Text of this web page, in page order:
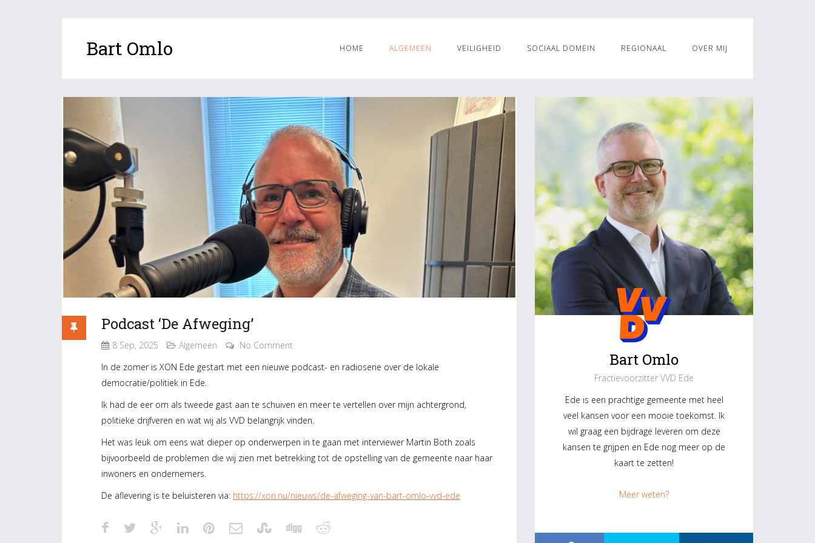
Bart Omlo HOME ALGEMEEN VEILIGHEID SOCIAAL DOMEIN REGIONAAL OVER MIJ
Podcast ‘De Afweging’
8 Sep, 2025 Algemeen
No Comment
In de zomer is XON Ede gestart met een nieuwe podcast- en radioserie over de lokale
democratie/politiek in Ede.
Ik had de eer om als tweede gast aan te schuiven en meer te vertellen over mijn achtergrond,
politieke drijfveren en wat wij als VVD belangrijk vinden.
Het was leuk om eens wat dieper op onderwerpen in te gaan met interviewer Martin Both zoals
bijvoorbeeld de problemen die wij zien met betrekking tot de opstelling van de gemeente naar haar
inwoners en ondernemers.
De aflevering is te beluisteren via: https://xon.nu/nieuws/de-afweging-van-bart-omlo-vvd-ede
Bart Omlo
Fractievoorzitter VVD Ede
Ede is een prachtige gemeente met heel
veel kansen voor een mooie toekomst. Ik
wil graag een bijdrage leveren om deze
kansen te grijpen en Ede nog meer op de
kaart te zetten!
Meer weten?